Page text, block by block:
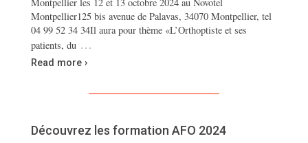
Montpellier125 bis avenue de Palavas, 34070 Montpellier, tel
04 99 52 34 34Il aura pour thème «L’Orthoptiste et ses
patients, du …
Read more ›
Découvrez les formation AFO 2024